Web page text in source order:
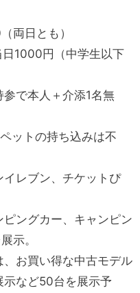
両日とも）
1000円（中学生以下
人＋介添1名無
持ち込みは不
ン、チケットぴ
ングカー、キャンピン
示。
い得な中古モデル
など50台を展示予